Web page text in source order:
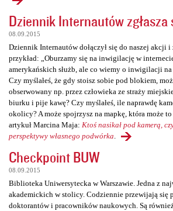
Dziennik Internautów
08.09.2015
Dziennik Internautów dołączył się do naszej akcji i
przykład: „Oburzamy się na inwigilację w
amerykańskich służb, ale co wiemy o inwigilacji
Czy myślałeś, że gdy stoisz sobie pod blokiem,
obserwowany np. przez człowieka ze straży
biurku i pije kawę? Czy myślałeś, ile naprawdę
okolicy? A może spojrzysz na mapkę, która może
artykuł Marcina Maja: Ktoś nasikał pod kamerą,
perspektywy własnego podwórka
Checkpoint BUW
08.09.2015
Biblioteka Uniwersytecka w Warszawie. Jedna z
akademickich w stolicy. Codziennie przewijają się
doktorantów i pracowników naukowych. Są